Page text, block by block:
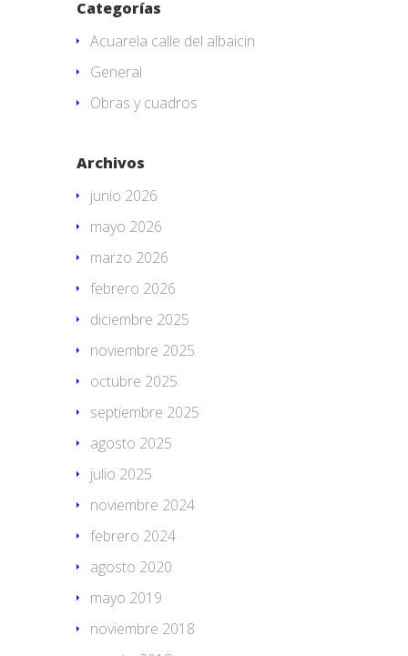
Categorías
Acuarela calle del albaicin
General
Obras y cuadros
Archivos
junio 2026
mayo 2026
marzo 2026
febrero 2026
diciembre 2025
noviembre 2025
octubre 2025
septiembre 2025
agosto 2025
julio 2025
noviembre 2024
febrero 2024
agosto 2020
mayo 2019
noviembre 2018